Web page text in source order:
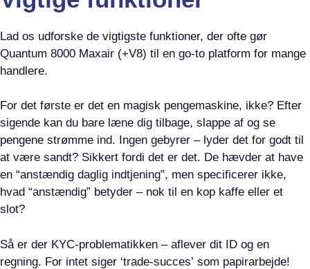
Lad os udforske de vigtigste funktioner, der ofte gør
Quantum 8000 Maxair (+V8) til en go-to platform for mange
handlere.
For det første er det en magisk pengemaskine, ikke? Efter
sigende kan du bare læne dig tilbage, slappe af og se
pengene strømme ind. Ingen gebyrer – lyder det for godt til
at være sandt? Sikkert fordi det er det. De hævder at have
en “anstændig daglig indtjening”, men specificerer ikke,
hvad “anstændig” betyder – nok til en kop kaffe eller et
slot?
Så er der KYC-problematikken – aflever dit ID og en
regning. For intet siger ‘trade-succes’ som papirarbejde!